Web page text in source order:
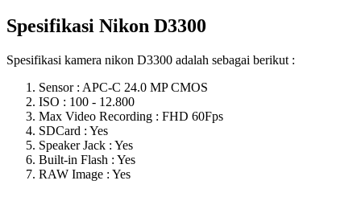
Spesifikasi Nikon D3300
Spesifikasi kamera nikon D3300 adalah sebagai berikut :
Sensor : APC-C 24.0 MP CMOS
ISO : 100 - 12.800
Max Video Recording : FHD 60Fps
SDCard : Yes
Speaker Jack : Yes
Built-in Flash : Yes
RAW Image : Yes